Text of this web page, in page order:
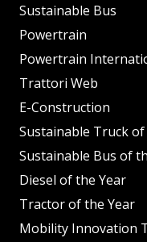
Sustainable Bus
Powertrain
Powertrain
Trattori Web
E-Construction
Sustainable Truck
Sustainable Bus of
Diesel of the Year
Tractor of the Year
Mobility Innovation